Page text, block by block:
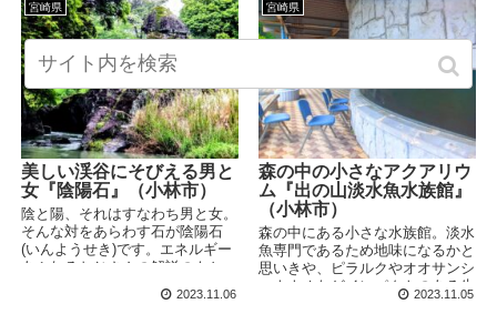
宮崎県
美しい渓谷にそびえる男と
女『陰陽石』（小林市）
陰と陽、それはすなわち男と女。
そんな対をあらわす石が陰陽石
(いんようせき)です。エネルギー
あふれるおじさんの解説のもと、
自然の作り出した神秘の宝を見に
2023.11.06
宮崎県
森の中の小さなアクアリウ
ム『出の山淡水魚水族館』
（小林市）
森の中にある小さな水族館。淡水
魚専門であるため地味になるかと
思いきや、ピラルクやオオサンシ
ョウウオなどインパクトのある生
き物も展示されています。屋外で
2023.11.05